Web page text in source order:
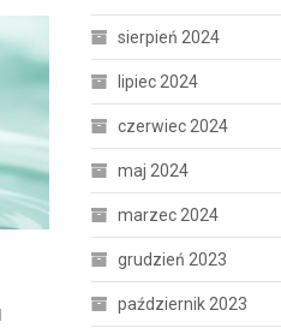
sierpień 2024
lipiec 2024
czerwiec 2024
maj 2024
marzec 2024
grudzień 2023
październik 2023